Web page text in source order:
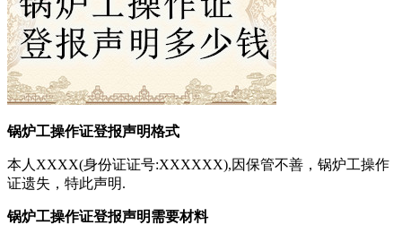
锅炉工操作证登报声明格式
本人XXXX(身份证证号:XXXXXX),因保管不善，锅炉工操作
证遗失，特此声明.
锅炉工操作证登报声明需要材料